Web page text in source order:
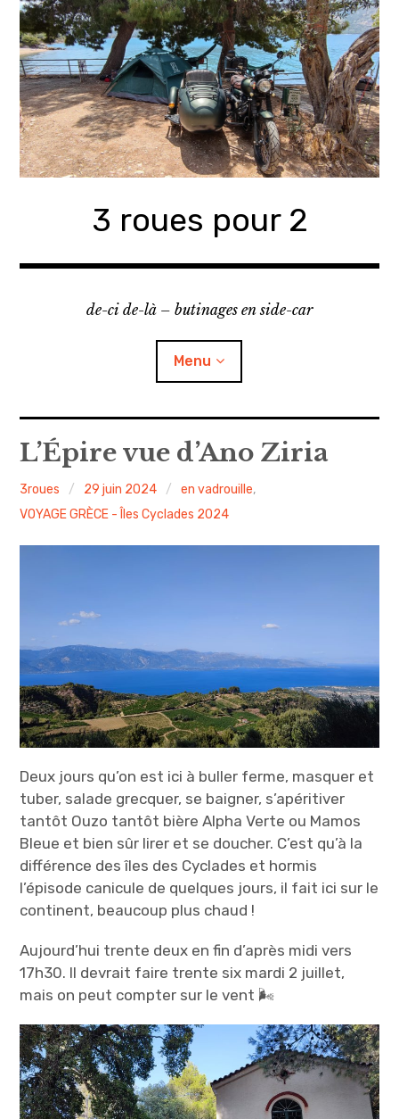
Accéder
contenu
principal
3 roues pour 2
de-ci de-là – butinages en side-car
Menu
A propos
Confidentialité
Side-car(s)
L’Épire vue d’Ano Ziria
3roues 29 juin 2024 en vadrouille,
VOYAGE GRÈCE - Îles Cyclades 2024
Deux jours qu’on est ici à buller ferme, masquer et
tuber, salade grecquer, se baigner, s’apéritiver
tantôt Ouzo tantôt bière Alpha Verte ou Mamos
Bleue et bien sûr lirer et se doucher. C’est qu’à la
différence des îles des Cyclades et hormis
l’épisode canicule de quelques jours, il fait ici sur le
continent, beaucoup plus chaud !
Aujourd’hui trente deux en fin d’après midi vers
17h30. Il devrait faire trente six mardi 2 juillet,
mais on peut compter sur le vent 🌬️